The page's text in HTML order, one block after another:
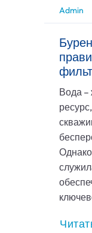
Admin
Вода –